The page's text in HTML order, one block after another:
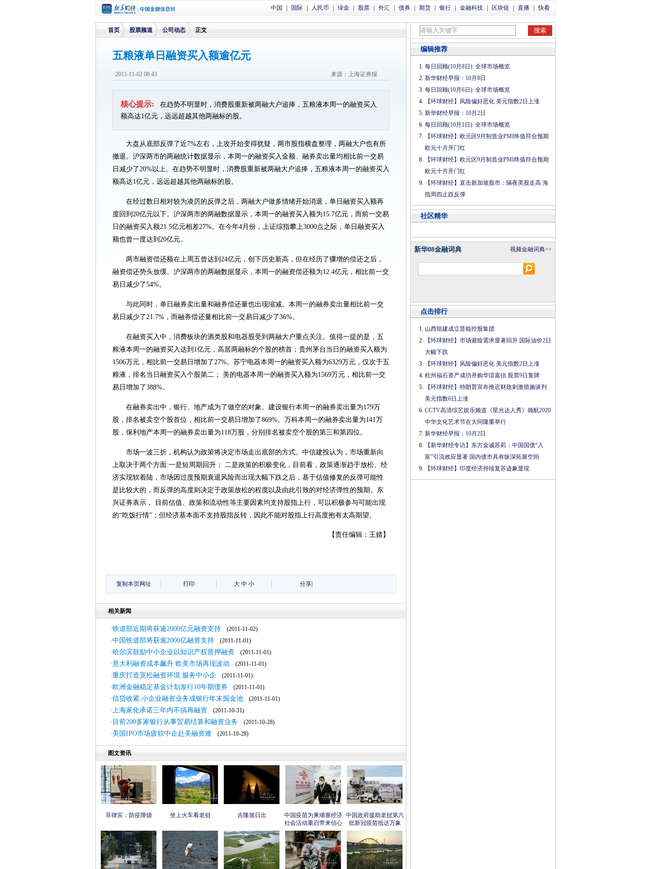
中国 国际 人民币 绿金 股票 外汇 债券 期货 银行 金融科技 区块链 直播 快看
首页
>
股票频道
>
公司动态 正文
五粮液单日融资买入额逾亿元
来源：上海证券报
2011-11-02 08:43
核心提示:
在趋势不明显时，消费股重新被两融大户追捧，五粮液本周一的融资买入
额高达1亿元，远远超越其他两融标的股。
大盘从底部反弹了近7%左右，上攻开始变得犹疑，两市股指横盘整理，两融大户也有所
撤退。沪深两市的两融统计数据显示，本周一的融资买入金额、融券卖出量均相比前一交易
日减少了20%以上。在趋势不明显时，消费股重新被两融大户追捧，五粮液本周一的融资买入
额高达1亿元，远远超越其他两融标的股。
在经过数日相对较为凌厉的反弹之后，两融大户做多情绪开始消退，单日融资买入额再
度回到20亿元以下。沪深两市的两融数据显示，本周一的融资买入额为15.7亿元，而前一交易
日的融资买入额21.5亿元相差27%。在今年4月份，上证综指攀上3000点之际，单日融资买入
额也曾一度达到20亿元。
两市融资偿还额在上周五曾达到24亿元，创下历史新高，但在经历了骤增的偿还之后，
融资偿还势头放缓。沪深两市的两融数据显示，本周一的融资偿还额为12.4亿元，相比前一交
易日减少了54%。
与此同时，单日融券卖出量和融券偿还量也出现缩减。本周一的融券卖出量相比前一交
易日减少了21.7%，而融券偿还量相比前一交易日减少了36%。
在融资买入中，消费板块的酒类股和电器股受到两融大户重点关注。值得一提的是，五
粮液本周一的融资买入达到1亿元，高居两融标的个股的榜首；贵州茅台当日的融资买入额为
1506万元，相比前一交易日增加了27%。苏宁电器本周一的融资买入额为6329万元，仅次于五
粮液，排名当日融资买入个股第二； 美的电器本周一的融资买入额为1569万元，相比前一交
易日增加了388%。
在融券卖出中，银行、地产成为了做空的对象。建设银行本周一的融券卖出量为179万
股，排名被卖空个股首位，相比前一交易日增加了869%。万科本周一的融券卖出量为141万
股，保利地产本周一的融券卖出量为118万股，分别排名被卖空个股的第三和第四位。
市场一波三折，机构认为政策将决定市场走出底部的方式。中信建投认为，市场重新向
上取决于两个方面:一是短周期回升； 二是政策的积极变化，目前看，政策逐渐趋于放松、经
济实现软着陆，市场因过度预期衰退风险而出现大幅下跌之后，基于估值修复的反弹可能性
是比较大的，而反弹的高度则决定于政策放松的程度以及由此引致的对经济弹性的预期。东
兴证券表示， 目前估值、政策和流动性等主要因素均支持股指上行，可以积极参与可能出现
的“吃饭行情”；但经济基本面不支持股指反转，因此不能对股指上行高度抱有太高期望。
【责任编辑：王婧】
复制本页网址 打印 大 中 小 分享
相关新闻
·铁道部近期将获逾2000亿元融资支持 (2011-11-02)
·中国铁道部将获逾2000亿融资支持 (2011-11-01)
·哈尔滨鼓励中小企业以知识产权质押融资 (2011-11-01)
·意大利融资成本飙升 欧美市场再现波动 (2011-11-01)
·重庆打造宽松融资环境 服务中小企 (2011-11-01)
·欧洲金融稳定基金计划发行10年期债券 (2011-11-01)
·信贷收紧 小企业融资业务成银行年末掘金池 (2011-11-01)
·上海家化承诺三年内不搞再融资 (2011-10-31)
· 目前200多家银行从事贸易结算和融资业务 (2011-10-28)
·美国IPO市场疲软中企赴美融资难 (2011-10-28)
图文资讯
菲律宾：防疫降级 坐上火车看老挝 吉隆坡日出
中国疫苗为柬埔寨经济
社会活动重启带来信心
中国政府援助老挝第六
批新冠疫苗抵达万象
编辑推荐
每日回顾(10月8日): 全球市场概览
新华财经早报：10月8日
每日回顾(10月6日): 全球市场概览
【环球财经】风险偏好恶化 美元指数2日上涨
新华财经早报：10月2日
每日回顾(10月1日): 全球市场概览
【环球财经】欧元区9月制造业PMI终值符合预期
欧元十月开门红
【环球财经】欧元区9月制造业PMI终值符合预期
欧元十月开门红
【环球财经】直击新加坡股市：隔夜美股走高 海
指周四止跌反弹
社区精华
新华08金融词典 视频金融词典>>
点击排行
山西组建成立晋能控股集团
【环球财经】市场避险需求显著回升 国际油价2日
大幅下跌
【环球财经】风险偏好恶化 美元指数2日上涨
杭州福石资产成功并购华谊嘉信 股票9日复牌
【环球财经】特朗普宣布推迟财政刺激措施谈判
美元指数6日上涨
CCTV高清综艺娱乐频道《星光达人秀》领航2020
中华文化艺术节在大同隆重举行
新华财经早报：10月2日
【新华财经专访】东方金诚苏莉：中国国债“入
富”引流效应显著 国内债市具有纵深拓展空间
【环球财经】印度经济持续复苏迹象显现